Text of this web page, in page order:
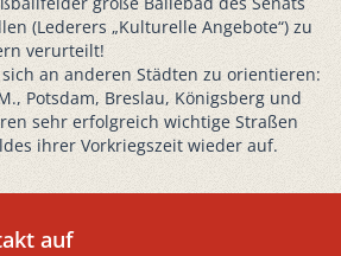
(Lederers „Kulturelle Angebote“) zu
verurteilt!
an anderen Städten zu orientieren:
Potsdam, Breslau, Königsberg und
sehr erfolgreich wichtige Straßen
ihrer Vorkriegszeit wieder auf.
auf